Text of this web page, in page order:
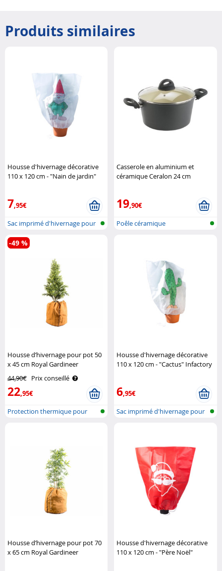
Produits similaires
Housse d'hivernage décorative
110 x 120 cm - "Nain de jardin"
7,95€
Sac imprimé d'hivernage pour
plante..
Casserole en aluminium et
céramique Ceralon 24 cm
19,90€
Poêle céramique
Housse d’hivernage pour pot 50
x 45 cm Royal Gardineer
44,90€ Prix conseillé
22,95€
-49 %
Protection thermique pour
Housse d'hivernage décorative
110 x 120 cm - "Cactus" Infactory
6,95€
Sac imprimé d'hivernage pour
Housse d’hivernage pour pot 70
x 65 cm Royal Gardineer
Housse d'hivernage décorative
110 x 120 cm - "Père Noël"